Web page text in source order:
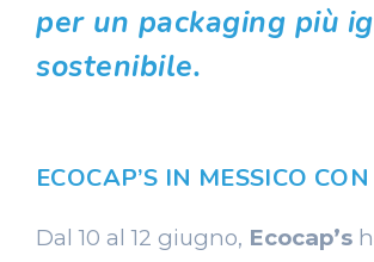
per un packaging più
sostenibile.
ECOCAP’S IN MESSICO
Dal 10 al 12 giugno, Ecocap’s